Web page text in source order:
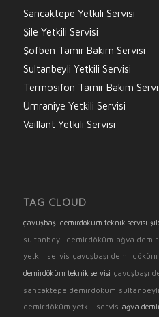
Sancaktepe Yetkili Servisi
Şile Yetkili Servisi
Şofben Tamir Bakım Servisi
Sultanbeyli Yetkili Servisi
Termosifon Tamir Bakım
Ümraniye Yetkili Servisi
Vaillant Yetkili Servisi
TAG CLOUD
çavuşbaşı demirdöküm teknik servisi
sultanbeyli demirdöküm ağva
yetkili servis çavuşbaşı
demirdöküm teknik servisi çavuşbaşı
sancaktepe demirdöküm
demirdöküm yetkili servis ağva